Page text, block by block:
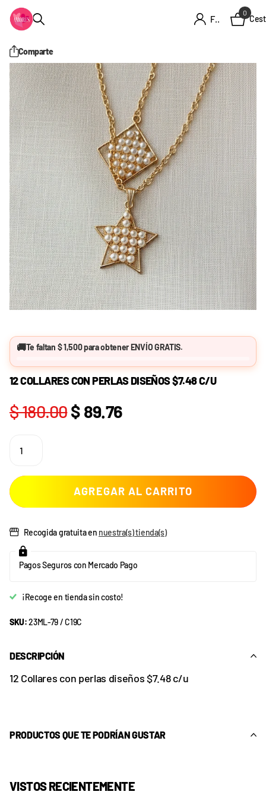
Firme en el registro
0
Comparte
🚚Te faltan $ 1,500para obtenerENVÍO GRATIS.
12 COLLARES CON PERLAS DISEÑOS $7.48 C/U
$ 180.00$ 89.76
AGREGAR AL CARRITO
Recogida gratuita en nuestra(s) tienda(s)
Pagos Seguros con Mercado Pago
¡Recoge en tienda sin costo!
SKU:23ML-79 / C19C
DESCRIPCIÓN
12 Collares con perlas diseños $7.48 c/u
PRODUCTOS QUE TE PODRÍAN GUSTAR
VISTOS RECIENTEMENTE